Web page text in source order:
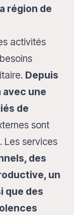
région de
activités
Depuis
avec une
de
sont
Les services
des
un
que des